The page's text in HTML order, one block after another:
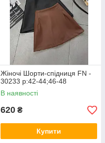
Жіночі Шорти-спідниця FN -
30233 р:42-44;46-48
В наявності
620 ₴
Купити